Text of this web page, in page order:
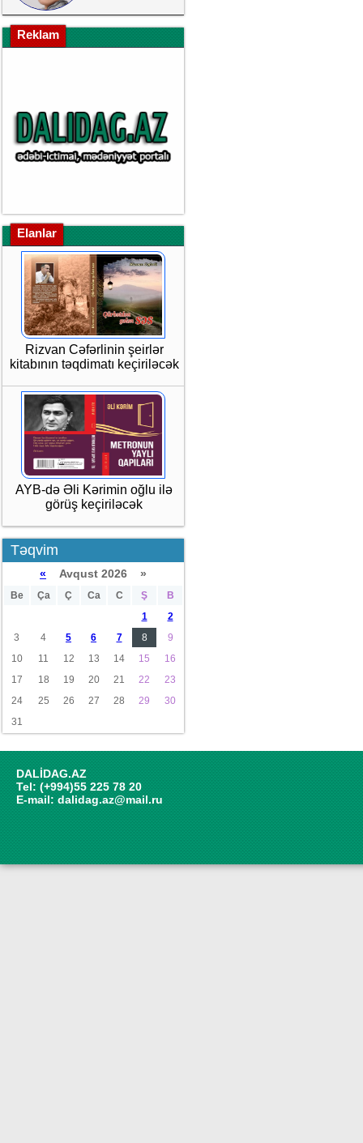
Reklam
Elanlar
Rizvan Cəfərlinin şeirlər
kitabının təqdimatı keçiriləcək
AYB-də Əli Kərimin oğlu ilə
görüş keçiriləcək
Təqvim
« Avqust 2026 »
Be Ça Ç Ca C Ş
B
1
2
3
4 5 6 7 8
9
10
11 12 13 14 15
16
17
18 19 20 21 22
23
24
25 26 27 28 29
30
31
DALİDAG.AZ
Tel: (+994)55 225 78 20
E-mail: dalidag.az@mail.ru